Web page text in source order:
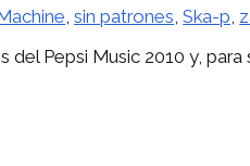
,sin patrones,Ska-p,
Pepsi Music 2010 y,